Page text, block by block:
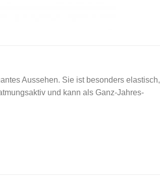
Aussehen. Sie ist besonders elastisch,
und kann als Ganz-Jahres-